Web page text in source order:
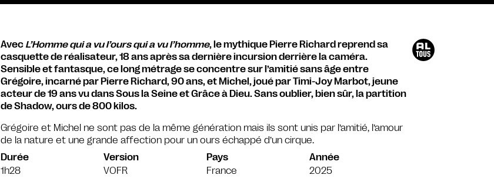
AvecL’Homme qui a vu l’ours qui a vu l’homme, le mythique Pierre Richard reprend sa
casquette de réalisateur, 18 ans après sa dernière incursion derrière la caméra.
Sensible et fantasque, ce long métrage se concentre sur l’amitié sans âge entre
Grégoire, incarné par Pierre Richard, 90 ans, et Michel, joué par Timi-Joy Marbot, jeune
acteur de 19 ans vu dans Sous la Seine et Grâce à Dieu. Sans oublier, bien sûr, la partition
de Shadow, ours de 800 kilos.
Grégoire et Michel ne sont pas de la même génération mais ils sont unis par l’amitié, l’amour
de la nature et une grande affection pour un ours échappé d’un cirque.
Durée
1h28
Version
VOFR
Pays
France
Année
2025